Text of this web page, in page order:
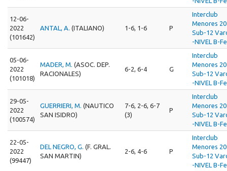
12-06-
2022
(101642)
ANTAL, A. (ITALIANO) 1-6, 1-6 P
Interclub
Menores
Sub-12
-NIVEL B-
05-06-
2022
(101018)
MADER, M. (ASOC. DEP.
RACIONALES)
6-2, 6-4 G
Interclub
Menores
Sub-12
-NIVEL B-
29-05-
2022
(100574)
GUERRIERI, M. (NAUTICO
SAN ISIDRO)
7-6, 2-6, 6-7
(3)
P
Interclub
Menores
Sub-12
-NIVEL B-
22-05-
2022
(99447)
DEL NEGRO, G. (F. GRAL.
SAN MARTIN)
2-6, 4-6 P
Interclub
Menores
Sub-12
-NIVEL B-